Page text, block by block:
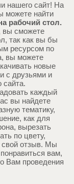
нашего сайт! На
можете найти
рабочий стол.
вы сможете
так как вы бы
ресурсом по
вы можете
новые
с друзьями и
сайта.
каждый
вы найдете
тематику,
как для
вырезать
по цвету,
свой отзыв. Мы
вам,
Вам проведения